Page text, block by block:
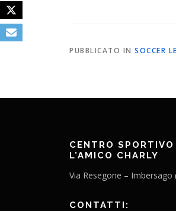
PUBBLICATO IN SOCCER
CENTRO SPORTIVO
L’AMICO CHARLY
Via Resegone – Imbersago
CONTATTI: